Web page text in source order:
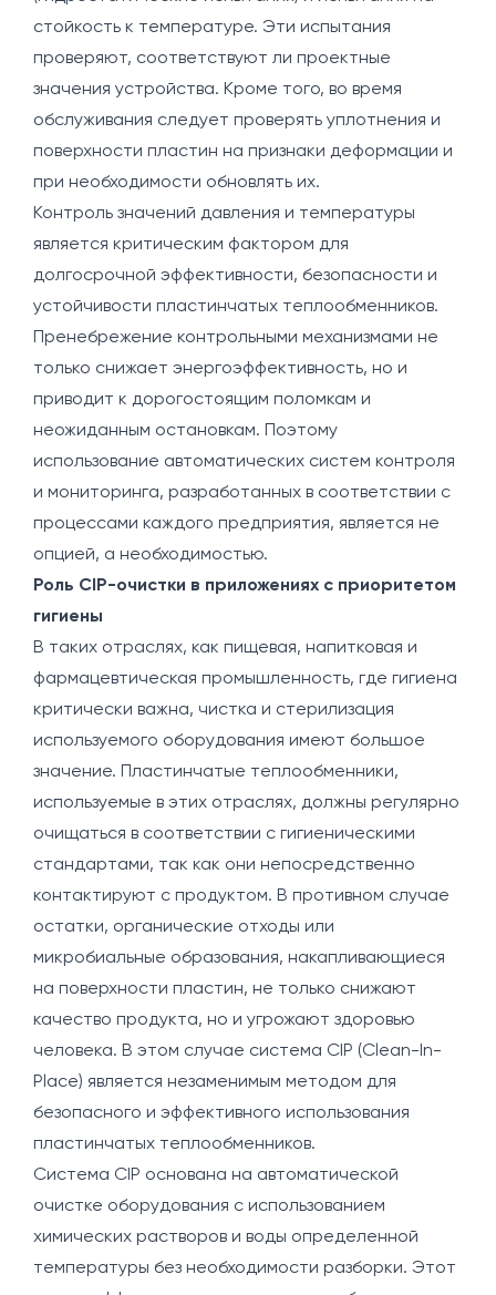
стойкость к температуре. Эти испытания
проверяют, соответствуют ли проектные
значения устройства. Кроме того, во время
обслуживания следует проверять уплотнения и
поверхности пластин на признаки деформации и
при необходимости обновлять их.
Контроль значений давления и температуры
является критическим фактором для
долгосрочной эффективности, безопасности и
устойчивости пластинчатых теплообменников.
Пренебрежение контрольными механизмами не
только снижает энергоэффективность, но и
приводит к дорогостоящим поломкам и
неожиданным остановкам. Поэтому
использование автоматических систем контроля
и мониторинга, разработанных в соответствии с
процессами каждого предприятия, является не
опцией, а необходимостью.
Роль CIP-очистки в приложениях с приоритетом
гигиены
В таких отраслях, как пищевая, напитковая и
фармацевтическая промышленность, где гигиена
критически важна, чистка и стерилизация
используемого оборудования имеют большое
значение. Пластинчатые теплообменники,
используемые в этих отраслях, должны регулярно
очищаться в соответствии с гигиеническими
стандартами, так как они непосредственно
контактируют с продуктом. В противном случае
остатки, органические отходы или
микробиальные образования, накапливающиеся
на поверхности пластин, не только снижают
качество продукта, но и угрожают здоровью
человека. В этом случае система CIP (Clean-In-
Place) является незаменимым методом для
безопасного и эффективного использования
пластинчатых теплообменников.
Система CIP основана на автоматической
очистке оборудования с использованием
химических растворов и воды определенной
температуры без необходимости разборки. Этот